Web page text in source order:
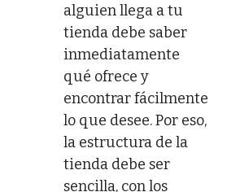
alguien llega a tu
tienda debe saber
inmediatamente
qué ofrece y
encontrar fácilmente
lo que desee. Por eso,
la estructura de la
tienda debe ser
sencilla, con los